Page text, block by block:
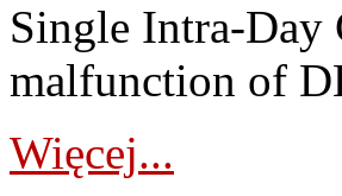
Single Intra-Day
malfunction of
Więcej...